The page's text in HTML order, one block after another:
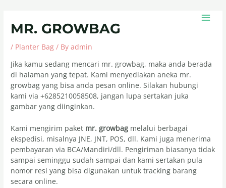
contentMR. GROWBAG
/ Planter Bag / Byadmin
Jika kamu sedang mencari mr. growbag, maka anda berada
di halaman yang tepat. Kami menyediakan aneka mr.
growbag yang bisa anda pesan online. Silakan hubungi
kami via +6285210058508, jangan lupa sertakan juka
gambar yang diinginkan.
Kami mengirim paket mr. growbag melalui berbagai
ekspedisi, misalnya JNE, JNT, POS, dll. Kami juga menerima
pembayaran via BCA/Mandiri/dll. Pengiriman biasanya tidak
sampai seminggu sudah sampai dan kami sertakan pula
nomor resi yang bisa digunakan untuk tracking barang
secara online.